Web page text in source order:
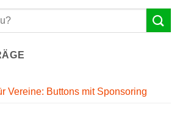
Vereine: Buttons mit Sponsoring